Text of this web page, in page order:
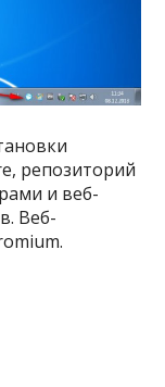
репозиторий
и веб-
Веб-